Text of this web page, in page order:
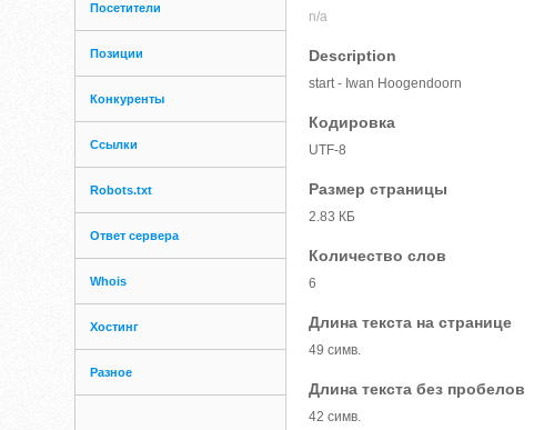
Посетители
Позиции
Конкуренты
Ссылки
Robots.txt
Ответ сервера
Whois
Хостинг
Разное
n/a
Description
start - Iwan Hoogendoorn
Кодировка
UTF-8
Размер страницы
2.83 КБ
Количество слов
6
Длина текста на странице
49 симв.
Длина текста без пробелов
42 симв.